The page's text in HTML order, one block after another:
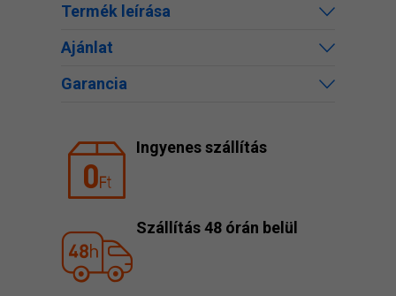
Termék leírása
Ajánlat
Garancia
Ingyenes szállítás
Szállítás 48 órán belül